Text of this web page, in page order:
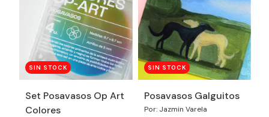
SIN STOCK
Set Posavasos Op Art
Colores
SIN STOCK
Posavasos Galguitos
Por: Jazmin Varela